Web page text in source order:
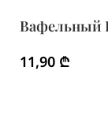
Вафельный
11,90 ₾